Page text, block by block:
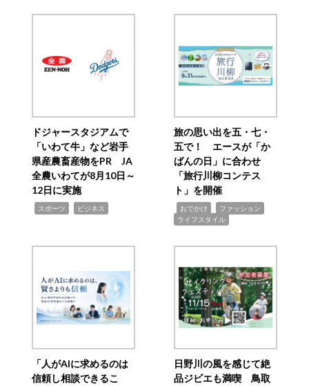
ドジャースタジアムで
「いわて牛」など岩手
県産農畜産物をPR JA
全農いわてが8月10日～
12日に実施
スポーツ ビジネス
旅の思い出を五・七・
五で！ エースが「か
ばんの日」に合わせ
「旅行川柳コンテス
ト」を開催
おでかけ ファッション
ライフスタイル
「人がAIに求めるのは
信頼し相談できるこ
日野川の風を感じて絶
品ジビエも満喫 鳥取